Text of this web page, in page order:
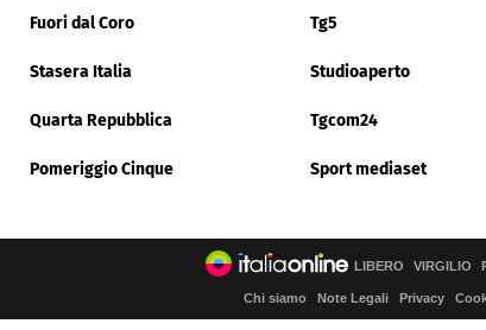
Fuori dal Coro Tg5
Stasera Italia Studioaperto
Quarta Repubblica Tgcom24
Pomeriggio Cinque Sport mediaset
LIBERO VIRGILIO
Chi siamo Note Legali Privacy